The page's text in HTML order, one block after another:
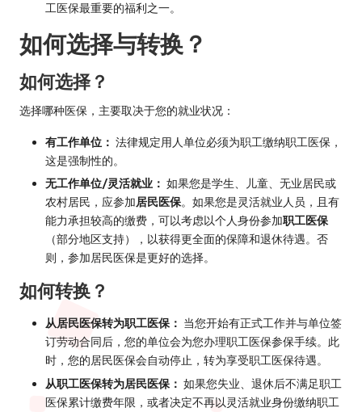
工医保最重要的福利之一。
如何选择与转换？
如何选择？
选择哪种医保，主要取决于您的就业状况：
有工作单位： 法律规定用人单位必须为职工缴纳职工医保，
这是强制性的。
无工作单位/灵活就业： 如果您是学生、儿童、无业居民或
农村居民，应参加居民医保。如果您是灵活就业人员，且有
能力承担较高的缴费，可以考虑以个人身份参加职工医保
（部分地区支持），以获得更全面的保障和退休待遇。否
则，参加居民医保是更好的选择。
如何转换？
从居民医保转为职工医保： 当您开始有正式工作并与单位签
订劳动合同后，您的单位会为您办理职工医保参保手续。此
时，您的居民医保会自动停止，转为享受职工医保待遇。
从职工医保转为居民医保： 如果您失业、退休后不满足职工
医保累计缴费年限，或者决定不再以灵活就业身份缴纳职工